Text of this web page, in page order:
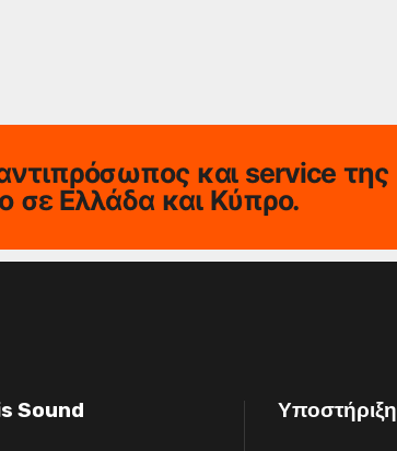
και service της
σε Ελλάδα και Κύπρο.
Sound Υποστήριξη